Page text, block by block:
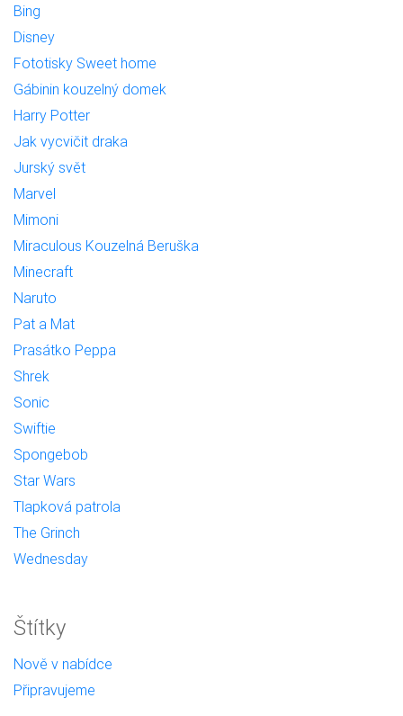
Bing
Disney
Fototisky Sweet home
Gábinin kouzelný domek
Harry Potter
Jak vycvičit draka
Jurský svět
Marvel
Mimoni
Miraculous Kouzelná Beruška
Minecraft
Naruto
Pat a Mat
Prasátko Peppa
Shrek
Sonic
Swiftie
Spongebob
Star Wars
Tlapková patrola
The Grinch
Wednesday
Štítky
Nově v nabídce
Připravujeme